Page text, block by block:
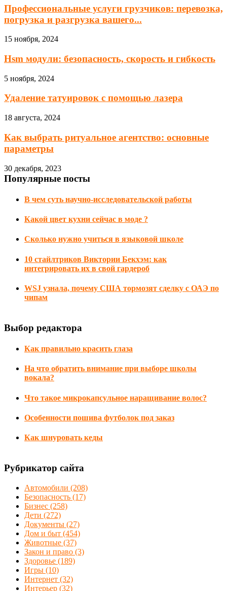
Профессиональные услуги грузчиков: перевозка,
погрузка и разгрузка вашего...
15 ноября, 2024
Hsm модули: безопасность, скорость и гибкость
5 ноября, 2024
Удаление татуировок с помощью лазера
18 августа, 2024
Как выбрать ритуальное агентство: основные
параметры
30 декабря, 2023
Популярные посты
В чем суть научно-исследовательской работы
Какой цвет кухни сейчас в моде ?
Сколько нужно учиться в языковой школе
10 стайлтриков Виктории Бекхэм: как
интегрировать их в свой гардероб
WSJ узнала, почему США тормозят сделку с ОАЭ по
чипам
Выбор редактора
Как правильно красить глаза
На что обратить внимание при выборе школы
вокала?
Что такое микрокапсульное наращивание волос?
Особенности пошива футболок под заказ
Как шнуровать кеды
Рубрикатор сайта
Автомобили (208)
Безопасность (17)
Бизнес (258)
Дети (272)
Документы (27)
Дом и быт (454)
Животные (37)
Закон и право (3)
Здоровье (189)
Игры (10)
Интернет (32)
Интерьер (32)